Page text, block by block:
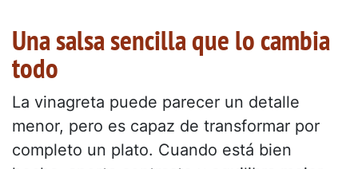
Una salsa sencilla que lo cambia
todo
La vinagreta puede parecer un detalle
menor, pero es capaz de transformar por
completo un plato. Cuando está bien